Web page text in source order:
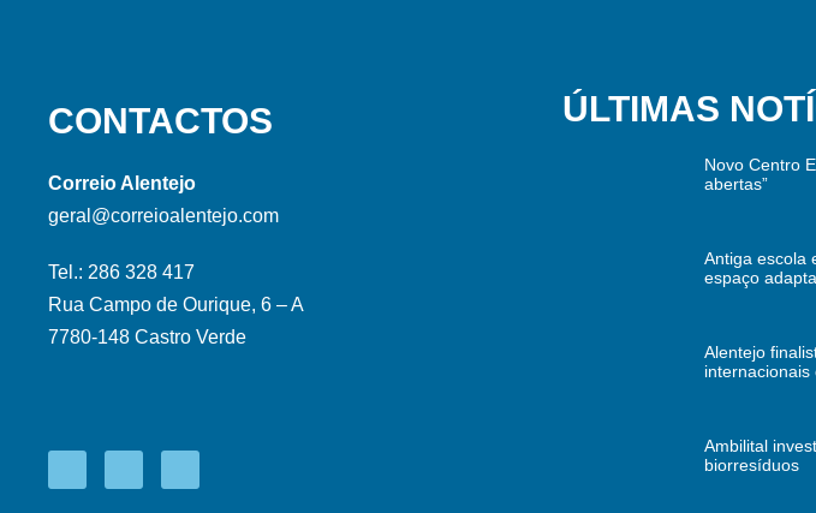
CONTACTOS
Correio Alentejo
geral@correioalentejo.com
Tel.: 286 328 417
Rua Campo de Ourique, 6 – A
7780-148 Castro Verde
ÚLTIMAS
Novo Centro
abertas”
Antiga escola
espaço
Alentejo
Ambilital
biorresíduos